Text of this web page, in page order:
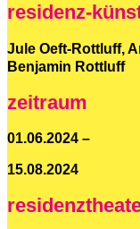
residenz-
Jule Oeft-Rottluff,
Benjamin Rottluff
zeitraum
01.06.2024 –
15.08.2024